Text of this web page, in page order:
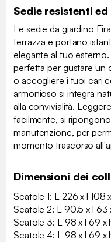
Sedie resistenti
Le sedie da giardino
terrazza e portano
elegante al tuo
perfetta per gustare un
o accogliere i tuoi cari
armonioso si integra
alla convivialità.
facilmente, si
manutenzione, per
momento trascorso
Dimensioni dei
Scatole 1: L 226 x l 108
Scatole 2: L 90.5 x l
Scatole 3: L 98 x l 69 x
Scatole 4: L 98 x l 69 x